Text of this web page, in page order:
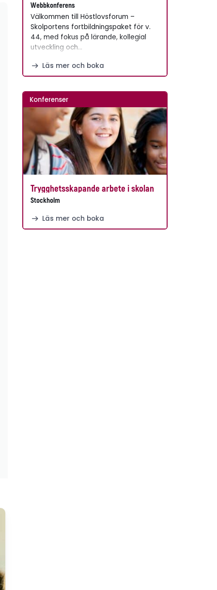
Webbkonferens
Välkommen till Höstlovsforum –
Skolportens fortbildningspaket för v.
44, med fokus på lärande, kollegial
utveckling och…
Läs mer och boka
Konferenser
Trygghetsskapande arbete i skolan
Stockholm
Läs mer och boka